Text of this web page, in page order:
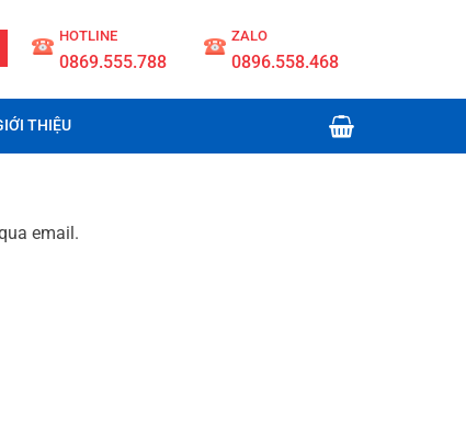
HOTLINE
0869.555.788
ZALO
0896.558.468
THIỆU
email.